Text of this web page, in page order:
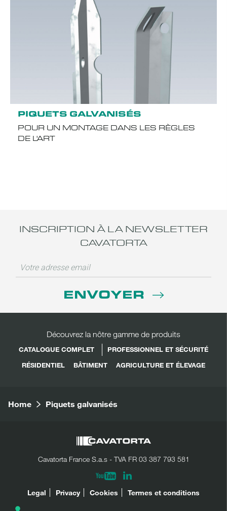
PIQUETS GALVANISÉS
POUR UN MONTAGE DANS LES RÈGLES
DE L'ART
INSCRIPTION À LA NEWSLETTER
CAVATORTA
ENVOYER
Découvrez la nôtre gamme de produits
CATALOGUE COMPLET
PROFESSIONNEL ET SÉCURITÉ
RÉSIDENTIEL
BÂTIMENT AGRICULTURE ET ÉLEVAGE
Home Piquets galvanisés
Cavatorta France S.a.s - TVA FR 03 387 793 581
Youtube Linkedin
LÉGAL
Legal Privacy Cookies Termes et conditions